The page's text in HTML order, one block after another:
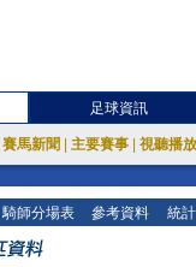
足球資訊
賽馬新聞 主要賽事 視聽播
騎師分場表 參考資料 統